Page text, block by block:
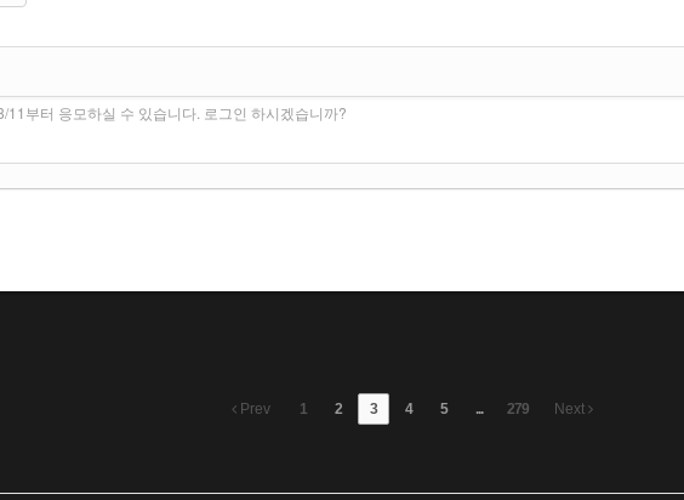
11부터 응모하실 수 있습니다. 로그인 하시겠습니까?
Prev 1 2 3 4 5 ... 279 Next